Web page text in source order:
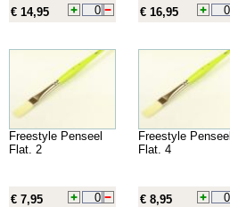
€ 14,95 € 16,95
Freestyle Penseel
Flat. 2
€ 7,95
Freestyle Penseel
Flat. 4
€ 8,95